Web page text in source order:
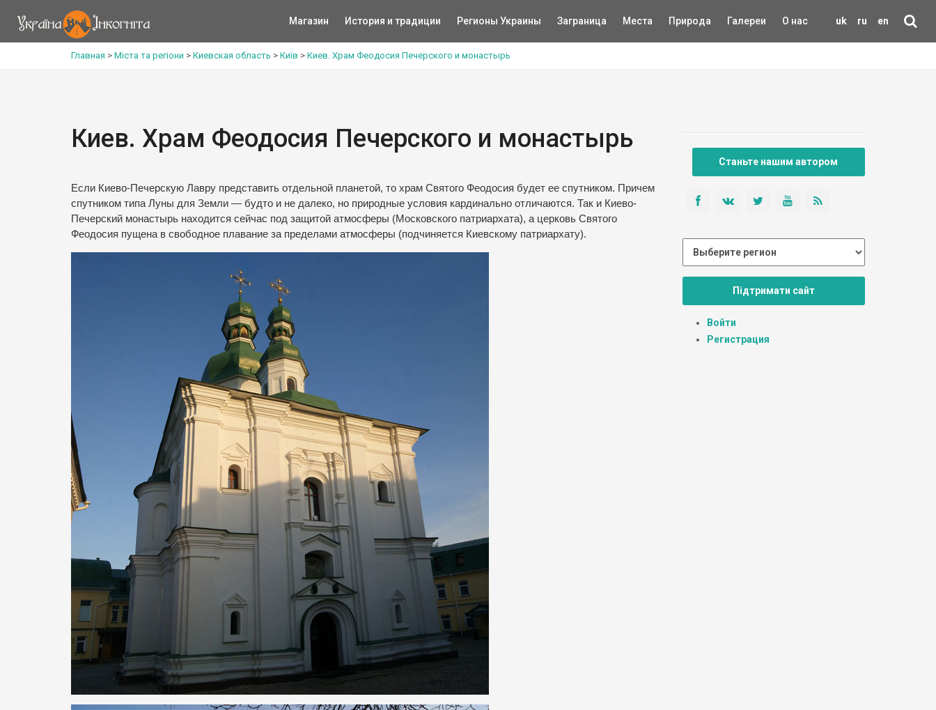
uk ru en
Магазин История и традиции Регионы Украины Заграница Места Природа Галереи О нас
Главная > Міста та регіони > Киевская область > Київ > Киев. Храм Феодосия Печерского и монастырь
Киев. Храм Феодосия Печерского и монастырь
Если Киево-Печерскую Лавру представить отдельной планетой, то храм Святого Феодосия будет ее спутником. Причем
спутником типа Луны для Земли — будто и не далеко, но природные условия кардинально отличаются. Так и Киево-
Печерский монастырь находится сейчас под защитой атмосферы (Московского патриархата), а церковь Святого
Феодосия пущена в свободное плавание за пределами атмосферы (подчиняется Киевскому патриархату).
Станьте нашим автором
Підтримати сайт
Войти
Регистрация